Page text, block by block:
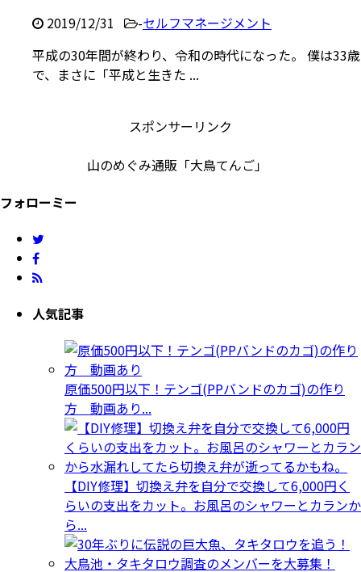
2019/12/31 -セルフマネージメント
平成の30年間が終わり、令和の時代になった。 僕は33歳
で、まさに「平成と生きた ...
スポンサーリンク
山のめぐみ通販「大鳥てんご」
フォローミー
人気記事
原価500円以下！テンゴ(PPバンドのカゴ)の作り
方 動画あり...
【DIY修理】切換え弁を自分で交換して6,000円く
らいの支出をカット。お風呂のシャワーとカランか
ら...